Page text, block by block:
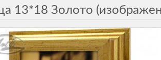
13*18 Золото